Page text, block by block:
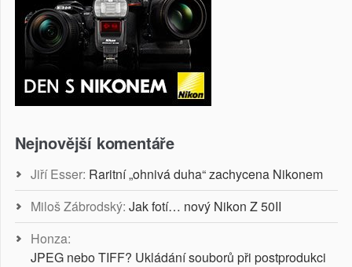
Nejnovější komentáře
Jiří Esser: Raritní „ohnivá duha“ zachycena Nikonem
Miloš Zábrodský: Jak fotí… nový Nikon Z 50II
Honza:
JPEG nebo TIFF? Ukládání souborů při postprodukci